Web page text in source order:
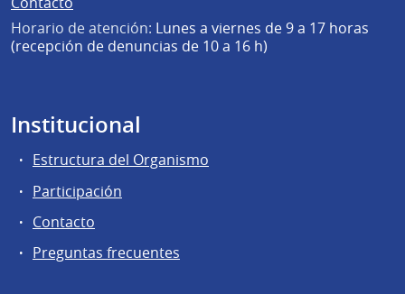
Horario de atención: Lunes a viernes de 9 a 17 horas
(recepción de denuncias de 10 a 16 h)
Institucional
Estructura del Organismo
Participación
Contacto
Preguntas frecuentes